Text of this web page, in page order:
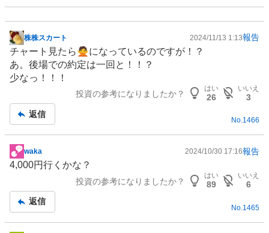
掲
示
板
記
株株スカート 2024/11/13 1:13報告
チャート見たら🙅になっているのですが！？
あ。後場での約定は一回と！！？
少なっ！！！
投資の参考になりましたか？
はい
26
いいえ
3
返信
No.1466
掲
示
事
waka 2024/10/30 17:16報告
4,000円行くかな？
投資の参考になりましたか？
はい
89
いいえ
6
返信
No. 1465